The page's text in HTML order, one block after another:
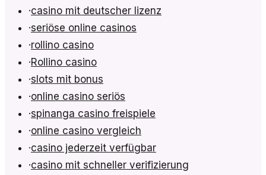
·casino mit deutscher lizenz
·seriöse online casinos
·rollino casino
·Rollino casino
·slots mit bonus
·online casino seriös
·spinanga casino freispiele
·online casino vergleich
·casino jederzeit verfügbar
·casino mit schneller verifizierung